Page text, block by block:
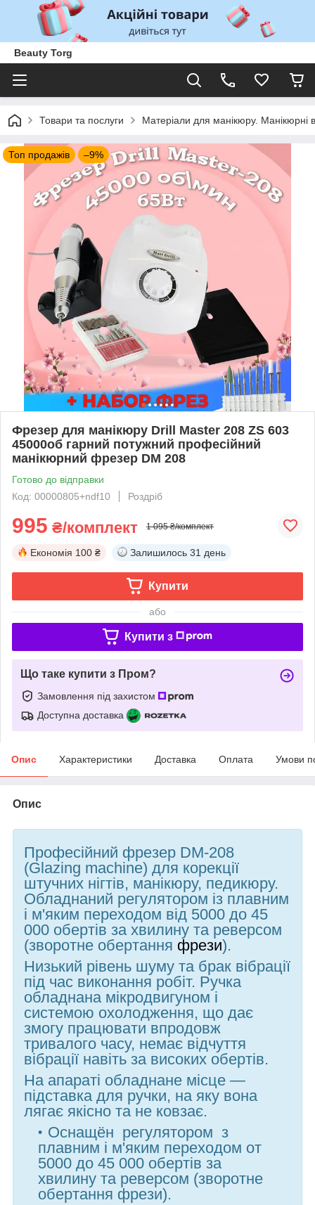
Beauty Torg
Товари та послуги Матеріали для манікюру. Манікюрні
Топ продажів –9%
Фрезер для манікюру Drill Master 208 ZS 603
45000об гарний потужний професійний
манікюрний фрезер DM 208
Готово до відправки
Код: 00000805+ndf10
Роздріб
995 ₴/комплект 1 095 ₴/комплект
Економія 100 ₴ Залишилось 31 день
Купити
або
Купити з
Що таке купити з Пром?
Замовлення під захистом
Доступна доставка
Опис Характеристики Доставка Оплата Умови
Опис
Професійний фрезер DM-208
(Glazing machine) для корекції
штучних нігтів, манікюру, педикюру.
Обладнаний регулятором із плавним
і м'яким переходом від 5000 до 45
000 обертів за хвилину та реверсом
(зворотне обертання фрези).
Низький рівень шуму та брак вібрації
під час виконання робіт. Ручка
обладнана мікродвигуном і
системою охолодження, що дає
змогу працювати впродовж
тривалого часу, немає відчуття
вібрації навіть за високих обертів.
На апараті обладнане місце —
підставка для ручки, на яку вона
лягає якісно та не ковзає.
Оснащён регулятором з
плавним і м'яким переходом от
5000 до 45 000 обертів за
хвилину та реверсом (зворотне
обертання фрези).